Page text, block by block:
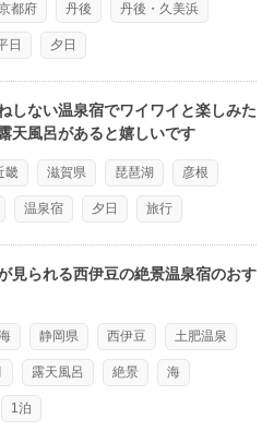
都府 丹後 丹後・久美浜
日 夕日
しない温泉宿でワイワイと楽しみた
天風呂があると嬉しいです
畿 滋賀県 琵琶湖 彦根
温泉宿 夕日 旅行
見られる西伊豆の絶景温泉宿のおす
静岡県 西伊豆 土肥温泉
露天風呂 絶景 海
1泊